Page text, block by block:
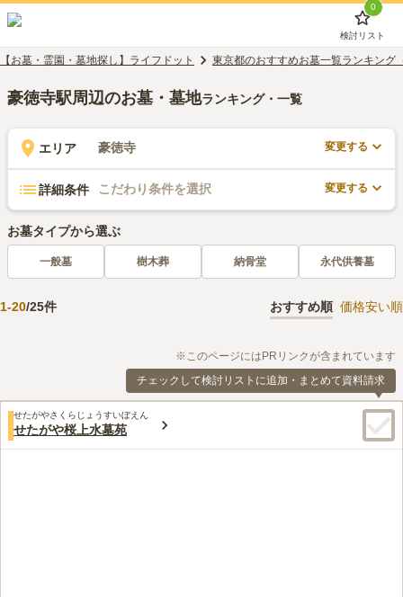
0
検討リスト
【お墓・霊園・墓地探し】ライフドット 東京都のおすすめお墓一覧ランキング
豪徳寺駅周辺のお墓・墓地ランキング・一覧
エリア 豪徳寺 変更する
詳細条件 こだわり条件を選択 変更する
お墓タイプから選ぶ
一般墓 樹木葬 納骨堂 永代供養墓
1-20/25件 おすすめ順 価格安い順
※このページにはPRリンクが含まれています
チェックして検討リストに追加・まとめて資料請求
せたがやさくらじょうすいぼえん
せたがや桜上水墓苑